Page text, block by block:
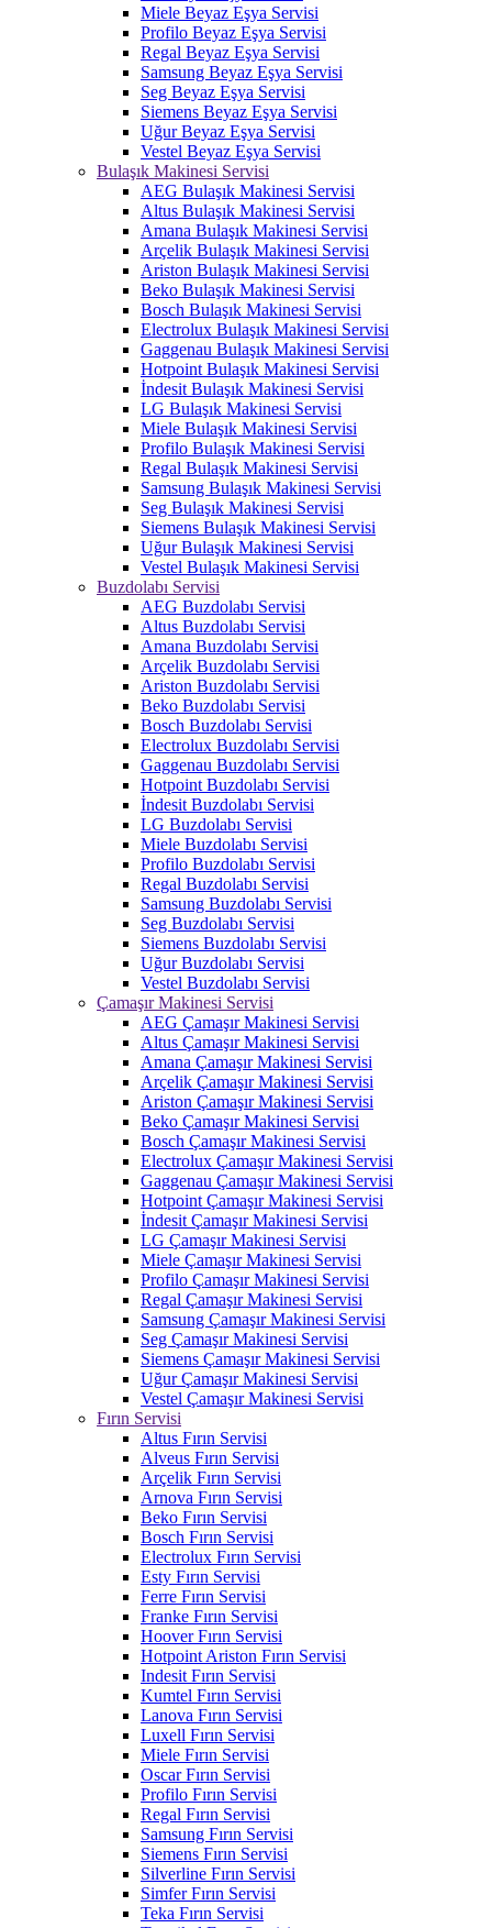
Miele Beyaz Eşya Servisi
Profilo Beyaz Eşya Servisi
Regal Beyaz Eşya Servisi
Samsung Beyaz Eşya Servisi
Seg Beyaz Eşya Servisi
Siemens Beyaz Eşya Servisi
Uğur Beyaz Eşya Servisi
Vestel Beyaz Eşya Servisi
Bulaşık Makinesi Servisi
AEG Bulaşık Makinesi Servisi
Altus Bulaşık Makinesi Servisi
Amana Bulaşık Makinesi Servisi
Arçelik Bulaşık Makinesi Servisi
Ariston Bulaşık Makinesi Servisi
Beko Bulaşık Makinesi Servisi
Bosch Bulaşık Makinesi Servisi
Electrolux Bulaşık Makinesi Servisi
Gaggenau Bulaşık Makinesi Servisi
Hotpoint Bulaşık Makinesi Servisi
İndesit Bulaşık Makinesi Servisi
LG Bulaşık Makinesi Servisi
Miele Bulaşık Makinesi Servisi
Profilo Bulaşık Makinesi Servisi
Regal Bulaşık Makinesi Servisi
Samsung Bulaşık Makinesi Servisi
Seg Bulaşık Makinesi Servisi
Siemens Bulaşık Makinesi Servisi
Uğur Bulaşık Makinesi Servisi
Vestel Bulaşık Makinesi Servisi
Buzdolabı Servisi
AEG Buzdolabı Servisi
Altus Buzdolabı Servisi
Amana Buzdolabı Servisi
Arçelik Buzdolabı Servisi
Ariston Buzdolabı Servisi
Beko Buzdolabı Servisi
Bosch Buzdolabı Servisi
Electrolux Buzdolabı Servisi
Gaggenau Buzdolabı Servisi
Hotpoint Buzdolabı Servisi
İndesit Buzdolabı Servisi
LG Buzdolabı Servisi
Miele Buzdolabı Servisi
Profilo Buzdolabı Servisi
Regal Buzdolabı Servisi
Samsung Buzdolabı Servisi
Seg Buzdolabı Servisi
Siemens Buzdolabı Servisi
Uğur Buzdolabı Servisi
Vestel Buzdolabı Servisi
Çamaşır Makinesi Servisi
AEG Çamaşır Makinesi Servisi
Altus Çamaşır Makinesi Servisi
Amana Çamaşır Makinesi Servisi
Arçelik Çamaşır Makinesi Servisi
Ariston Çamaşır Makinesi Servisi
Beko Çamaşır Makinesi Servisi
Bosch Çamaşır Makinesi Servisi
Electrolux Çamaşır Makinesi Servisi
Gaggenau Çamaşır Makinesi Servisi
Hotpoint Çamaşır Makinesi Servisi
İndesit Çamaşır Makinesi Servisi
LG Çamaşır Makinesi Servisi
Miele Çamaşır Makinesi Servisi
Profilo Çamaşır Makinesi Servisi
Regal Çamaşır Makinesi Servisi
Samsung Çamaşır Makinesi Servisi
Seg Çamaşır Makinesi Servisi
Siemens Çamaşır Makinesi Servisi
Uğur Çamaşır Makinesi Servisi
Vestel Çamaşır Makinesi Servisi
Fırın Servisi
Altus Fırın Servisi
Alveus Fırın Servisi
Arçelik Fırın Servisi
Arnova Fırın Servisi
Beko Fırın Servisi
Bosch Fırın Servisi
Electrolux Fırın Servisi
Esty Fırın Servisi
Ferre Fırın Servisi
Franke Fırın Servisi
Hoover Fırın Servisi
Hotpoint Ariston Fırın Servisi
Indesit Fırın Servisi
Kumtel Fırın Servisi
Lanova Fırın Servisi
Luxell Fırın Servisi
Miele Fırın Servisi
Oscar Fırın Servisi
Profilo Fırın Servisi
Regal Fırın Servisi
Samsung Fırın Servisi
Siemens Fırın Servisi
Silverline Fırın Servisi
Simfer Fırın Servisi
Teka Fırın Servisi